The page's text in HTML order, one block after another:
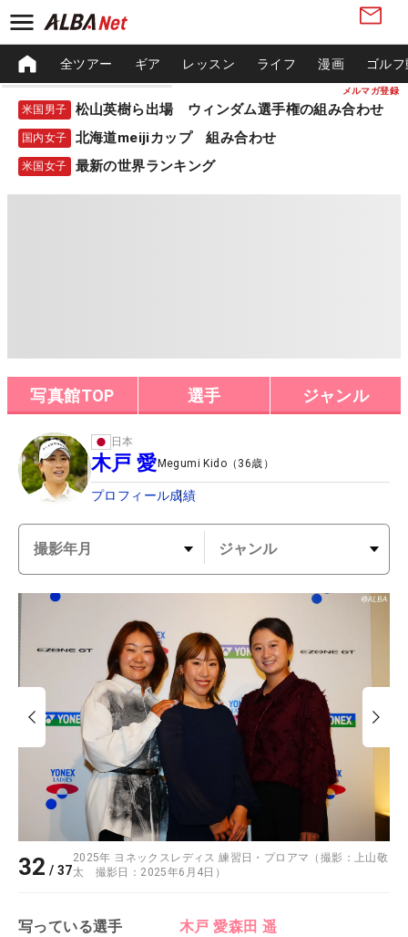
メルマガ登録
全ツアー ギア レッスン ライフ 漫画 ゴル
米国男子 松山英樹ら出場 ウィンダム選手権の組み合わせ
国内女子 北海道meijiカップ 組み合わせ
米国女子 最新の世界ランキング
写真館TOP 選手 ジャンル
日本
木戸 愛Megumi Kido （ 36歳）
プロフィール成績
32 /37
2025年 ヨネックスレディス 練習日・プロアマ（撮影：上山敬
太 撮影日：2025年6月4日）
写っている選手 木戸 愛森田 遥